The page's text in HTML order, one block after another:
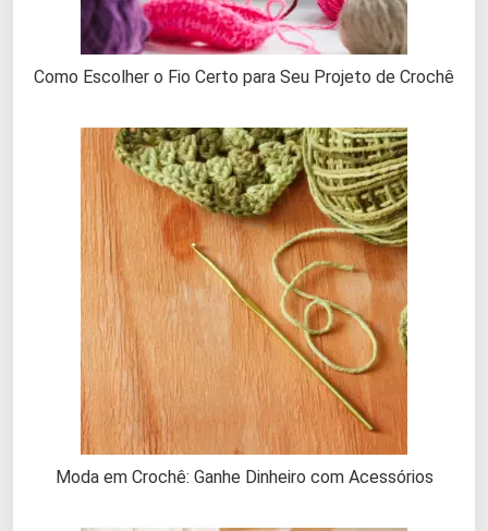
Como Escolher o Fio Certo para Seu Projeto de Crochê
Moda em Crochê: Ganhe Dinheiro com Acessórios